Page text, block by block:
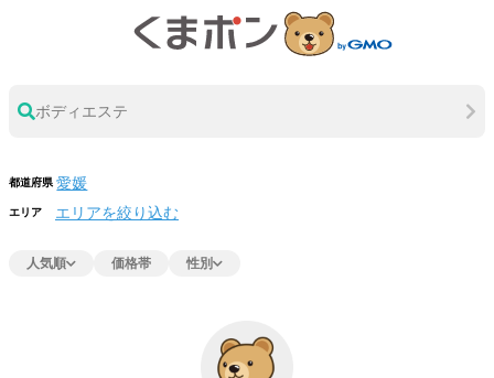
ボディエステ
都道府県
エリア エリアを絞り込む
人気順 価格帯 性別